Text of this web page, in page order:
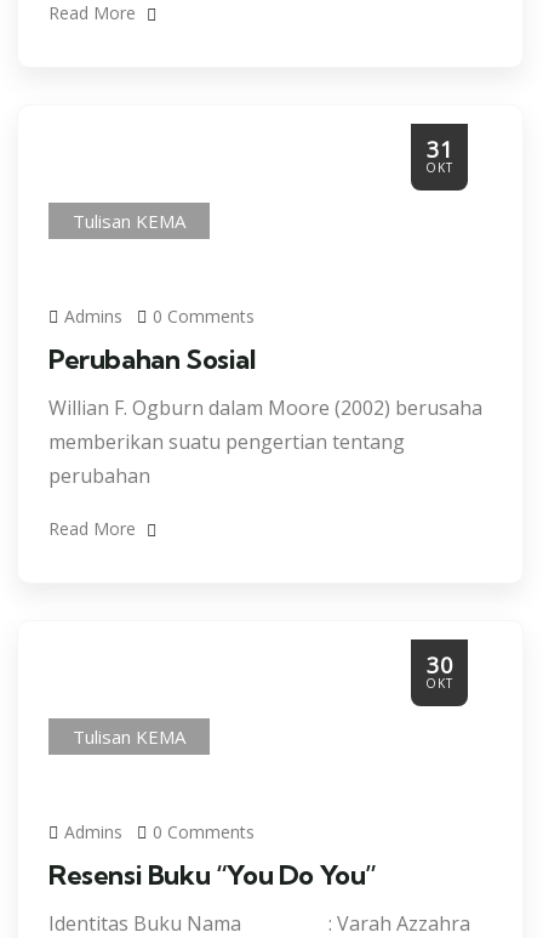
Read More
31
OKT
Tulisan KEMA
Admins 0 Comments
Perubahan Sosial
Willian F. Ogburn dalam Moore (2002) berusaha
memberikan suatu pengertian tentang
perubahan
Read More
30
OKT
Tulisan KEMA
Admins 0 Comments
Resensi Buku “You Do You”
Identitas Buku Nama : Varah Azzahra